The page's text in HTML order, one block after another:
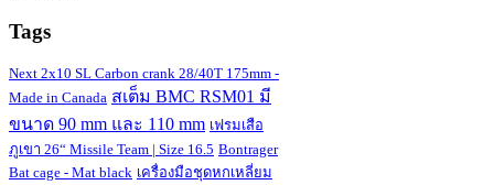
Tags
Next 2x10 SL Carbon crank 28/40T 175mm -
Made in Canada สเต็ม BMC RSM01 มี
ขนาด 90 mm และ 110 mm เฟรมเสือ
ภูเขา 26“ Missile Team | Size 16.5 Bontrager
Bat cage - Mat black เครื่องมือชุดหกเหลี่ยม